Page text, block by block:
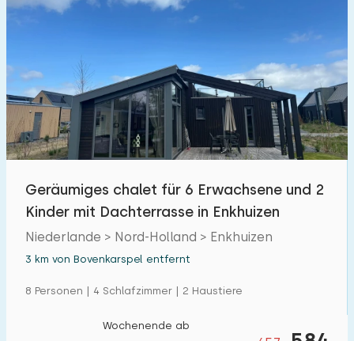
Geräumiges chalet für 6 Erwachsene und 2
Kinder mit Dachterrasse in Enkhuizen
Niederlande > Nord-Holland > Enkhuizen
3 km von Bovenkarspel entfernt
8 Personen | 4 Schlafzimmer | 2 Haustiere
Wochenende ab